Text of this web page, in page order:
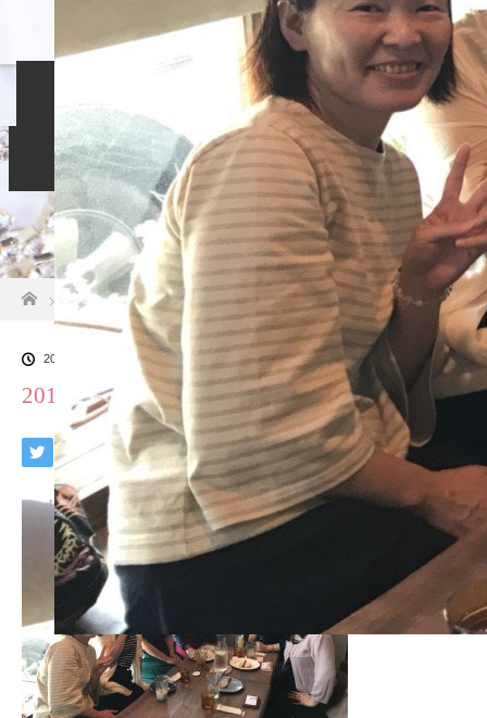
入会のご案内 当相談所について
よくある質問 ご成婚者の声 お問い合わせ
スタッフブログ
ホーム
ブログ一覧 201805160655241812888947.jpg
2018.05.22
201805160655241812888947.jpg